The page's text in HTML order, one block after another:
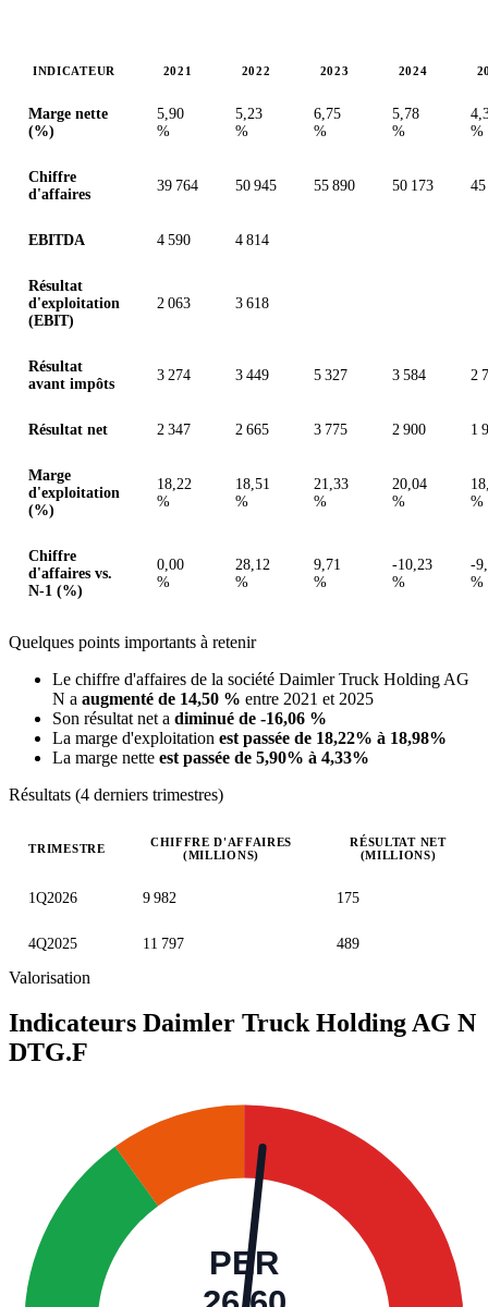
INDICATEUR 2021 2022 2023 2024
Marge nette
(%)
5,90
%
5,23
%
6,75
%
5,78
%
%
Chiffre
d'affaires
39 764 50 945 55 890 50 173
EBITDA 4 590 4 814
Résultat
d'exploitation
(EBIT)
2 063 3 618
Résultat
avant impôts
3 274 3 449 5 327 3 584 2
Résultat net 2 347 2 665 3 775 2 900 1
Marge
d'exploitation
(%)
18,22
%
18,51
%
21,33
%
20,04
%
%
Chiffre
d'affaires vs.
N-1 (%)
0,00
%
28,12
%
9,71
%
-10,23
%
-
%
Quelques points importants à retenir
Le chiffre d'affaires de la société Daimler Truck Holding AG
N a augmenté de 14,50 % entre 2021 et 2025
Son résultat net a diminué de -16,06 %
La marge d'exploitation est passée de 18,22% à 18,98%
La marge nette est passée de 5,90% à 4,33%
Résultats (4 derniers trimestres)
TRIMESTRE
CHIFFRE D'AFFAIRES
(MILLIONS)
RÉSULTAT NET
(MILLIONS)
1Q2026 9 982 175
4Q2025 11 797 489
Valorisation
Indicateurs Daimler Truck Holding AG N
DTG.F
PER